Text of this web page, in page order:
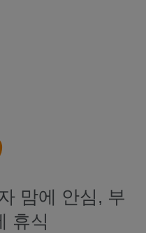
맘에 안심, 부
휴식